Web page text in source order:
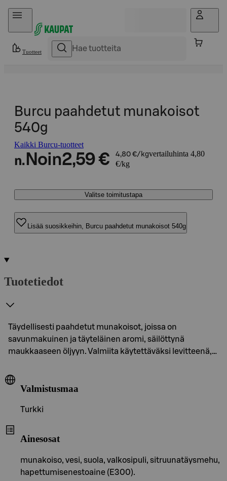
Hyppää sisältöön
Tuotteet
Burcu paahdetut munakoisot
540g
Kaikki Burcu-tuotteet
n. Noin2,59 € 4,80 €/kgvertailuhinta 4,80
€/kg
Valitse toimitustapa
Lisää suosikkeihin, Burcu paahdetut munakoisot 540g
Tuotetiedot
Täydellisesti paahdetut munakoisot, joissa on
savunmakuinen ja täyteläinen aromi, säilöttynä
maukkaaseen öljyyn. Valmiita käytettäväksi levitteenä,…
Valmistusmaa
Turkki
Ainesosat
munakoiso, vesi, suola, valkosipuli, sitruunatäysmehu,
hapettumisenestoaine (E300).